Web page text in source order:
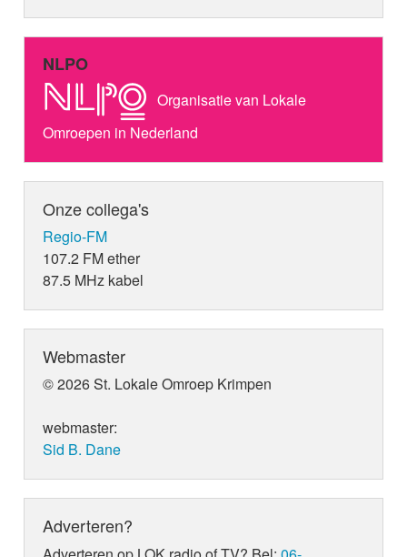
NLPO
Organisatie van Lokale
Omroepen in Nederland
Onze collega's
Regio-FM
107.2 FM ether
87.5 MHz kabel
Webmaster
© 2026 St. Lokale Omroep Krimpen
webmaster:
Sid B. Dane
Adverteren?